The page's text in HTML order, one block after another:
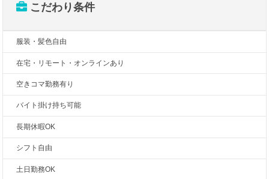
こだわり条件
服装・髪色自由
在宅・リモート・オンラインあり
空きコマ勤務有り
バイト掛け持ち可能
長期休暇OK
シフト自由
土日勤務OK